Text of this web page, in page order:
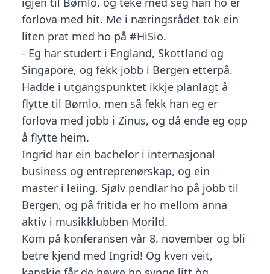
forlova med hit. Me i næringsrådet tok ein
liten prat med ho på #HiSio.
- Eg har studert i England, Skottland og
Singapore, og fekk jobb i Bergen etterpå.
Hadde i utgangspunktet ikkje planlagt å
flytte til Bømlo, men så fekk han eg er
forlova med jobb i Zinus, og då ende eg opp
å flytte heim.
Ingrid har ein bachelor i internasjonal
business og entreprenørskap, og ein
master i leiing. Sjølv pendlar ho på jobb til
Bergen, og på fritida er ho mellom anna
aktiv i musikklubben Morild.
Kom på konferansen vår 8. november og bli
betre kjend med Ingrid! Og kven veit,